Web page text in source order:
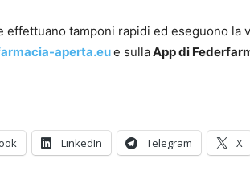
effettuano tamponi rapidi ed eseguono la
aperta.eue sullaApp di
LinkedIn Telegram X